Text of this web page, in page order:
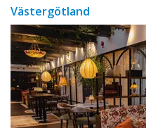
Västergötland